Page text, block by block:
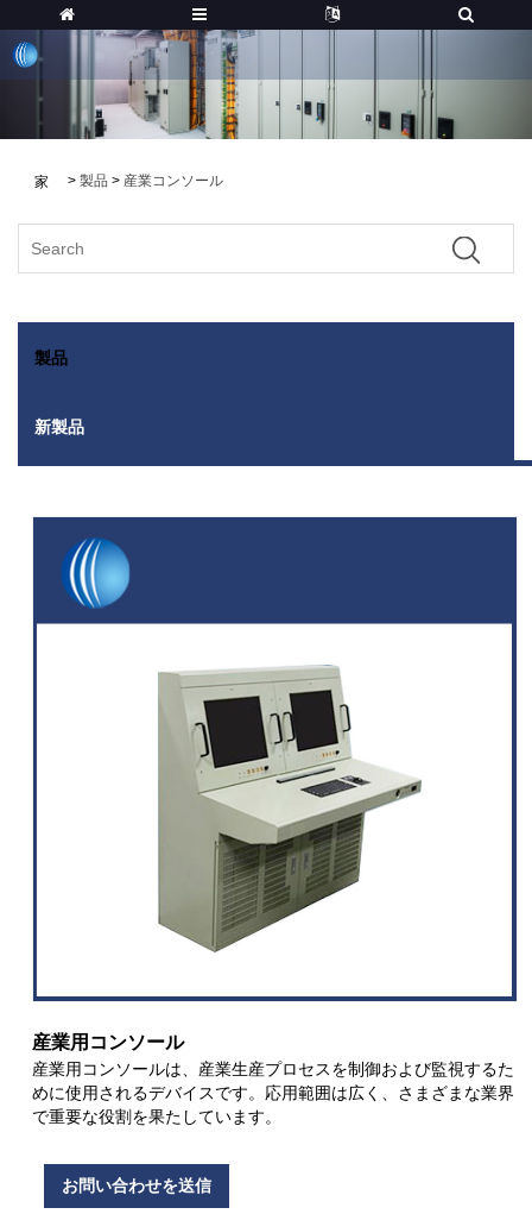
家 > 製品 > 産業コンソール
製品
新製品
産業用コンソール
産業用コンソールは、産業生産プロセスを制御および監視するた
めに使用されるデバイスです。応用範囲は広く、さまざまな業界
で重要な役割を果たしています。
お問い合わせを送信